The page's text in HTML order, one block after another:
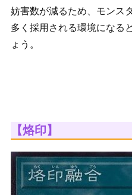
妨害数が減るため、モンス
多く採用される環境になる
ょう。
【烙印】